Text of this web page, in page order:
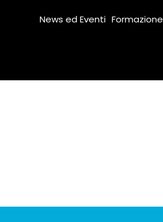
News ed Eventi Formazione